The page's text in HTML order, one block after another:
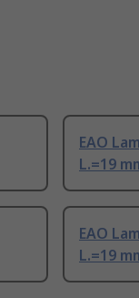
EAO
L.=19
EAO
L.=19